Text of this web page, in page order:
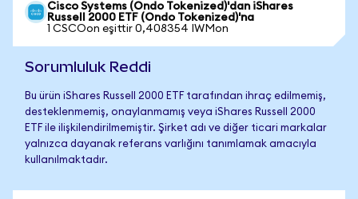
Cisco Systems (Ondo Tokenized)'dan iShares
Russell 2000 ETF (Ondo Tokenized)'na
1 CSCOon eşittir 0,408354 IWMon
Sorumluluk Reddi
Bu ürün iShares Russell 2000 ETF tarafından ihraç edilmemiş,
desteklenmemiş, onaylanmamış veya iShares Russell 2000
ETF ile ilişkilendirilmemiştir. Şirket adı ve diğer ticari markalar
yalnızca dayanak referans varlığını tanımlamak amacıyla
kullanılmaktadır.